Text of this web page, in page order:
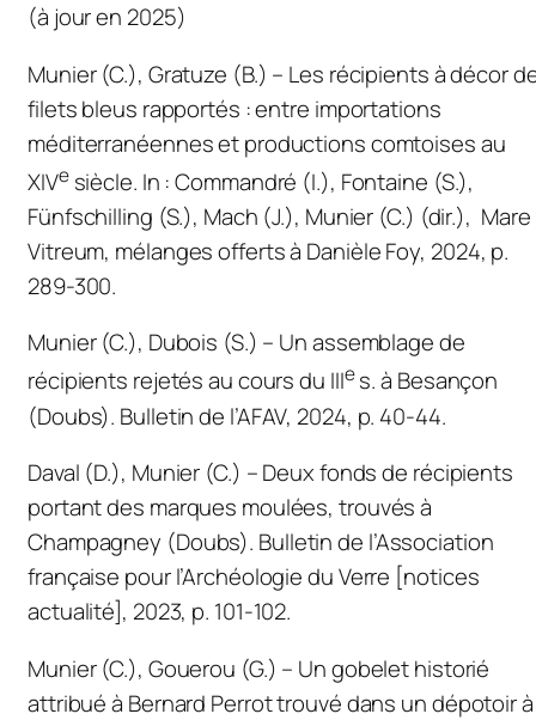
(à jour en 2025)
Munier (C.), Gratuze (B.) – Les récipients à décor
filets bleus rapportés : entre importations
méditerranéennes et productions comtoises au
XIVesiècle. In : Commandré (I.), Fontaine (S.),
Fünfschilling (S.), Mach (J.), Munier (C.) (dir.), Mare
Vitreum, mélanges offerts à Danièle Foy, 2024, p.
289-300.
Munier (C.), Dubois (S.) – Un assemblage de
récipients rejetés au cours du IIIes. à Besançon
(Doubs). Bulletin de l’AFAV, 2024, p. 40-44.
Daval (D.), Munier (C.) – Deux fonds de récipients
portant des marques moulées, trouvés à
Champagney (Doubs). Bulletin de l’Association
française pour l’Archéologie du Verre [notices
actualité], 2023, p. 101-102.
Munier (C.), Gouerou (G.) – Un gobelet historié
attribué à Bernard Perrot trouvé dans un dépotoir à